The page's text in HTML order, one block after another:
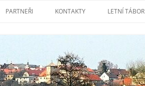
PARTNEŘI KONTAKTY LETNÍ TÁBOR